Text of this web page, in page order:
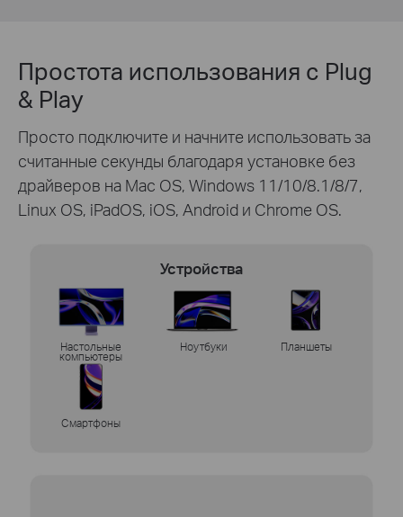
Простота использования с Plug
& Play
Просто подключите и начните использовать за
считанные секунды благодаря установке без
драйверов на Mac OS, Windows 11/10/8.1/8/7,
Linux OS, iPadOS, iOS, Android и Chrome OS.
Устройства
Настольные
компьютеры
Ноутбуки Планшеты
Смартфоны